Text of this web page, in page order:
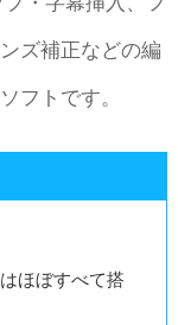
ズ補正などの編
フトです。
ほぼすべて搭